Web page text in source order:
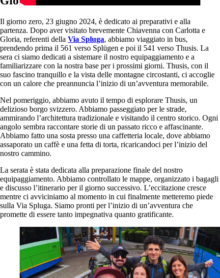
Il giorno zero, 23 giugno 2024, è dedicato ai preparativi e alla
partenza. Dopo aver visitato brevemente Chiavenna con Carlotta e
Gloria, referenti della Via Spluga, abbiamo viaggiato in bus,
prendendo prima il 561 verso Splügen e poi il 541 verso Thusis. La
sera ci siamo dedicati a sistemare il nostro equipaggiamento e a
familiarizzare con la nostra base per i prossimi giorni. Thusis, con il
suo fascino tranquillo e la vista delle montagne circostanti, ci accoglie
con un calore che preannuncia l’inizio di un’avventura memorabile.
Nel pomeriggio, abbiamo avuto il tempo di esplorare Thusis, un
delizioso borgo svizzero. Abbiamo passeggiato per le strade,
ammirando l’architettura tradizionale e visitando il centro storico. Ogni
angolo sembra raccontare storie di un passato ricco e affascinante.
Abbiamo fatto una sosta presso una caffetteria locale, dove abbiamo
assaporato un caffè e una fetta di torta, ricaricandoci per l’inizio del
nostro cammino.
La serata è stata dedicata alla preparazione finale del nostro
equipaggiamento. Abbiamo controllato le mappe, organizzato i bagagli
e discusso l’itinerario per il giorno successivo. L’eccitazione cresce
mentre ci avviciniamo al momento in cui finalmente metteremo piede
sulla Via Spluga. Siamo pronti per l’inizio di un’avventura che
promette di essere tanto impegnativa quanto gratificante.